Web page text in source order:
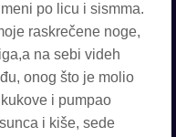
po licu i sismma.
raskrečene noge,
na sebi videh
onog što je molio
i pumpao
i kiše, sede